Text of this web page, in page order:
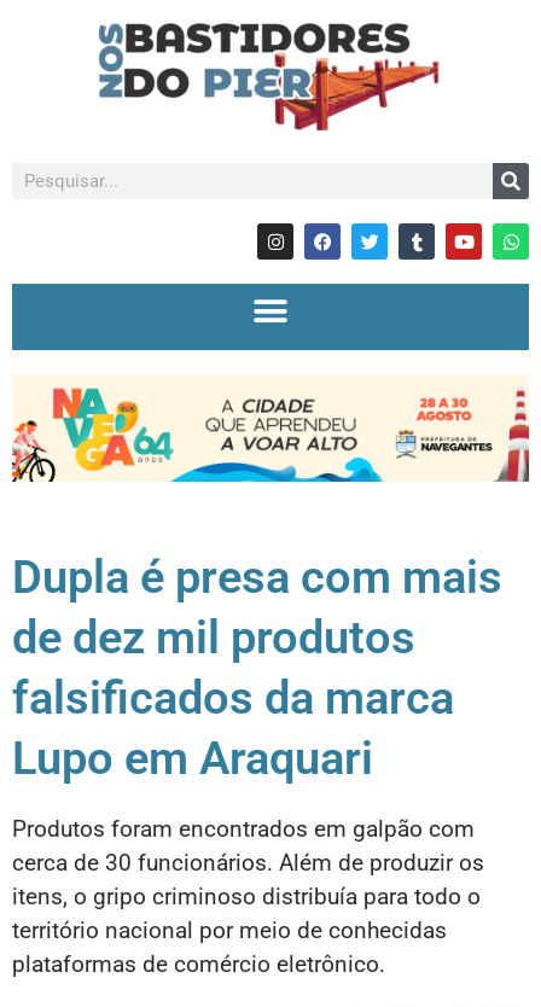
Dupla é presa com mais
de dez mil produtos
falsificados da marca
Lupo em Araquari
Produtos foram encontrados em galpão com
cerca de 30 funcionários. Além de produzir os
itens, o gripo criminoso distribuía para todo o
território nacional por meio de conhecidas
plataformas de comércio eletrônico.